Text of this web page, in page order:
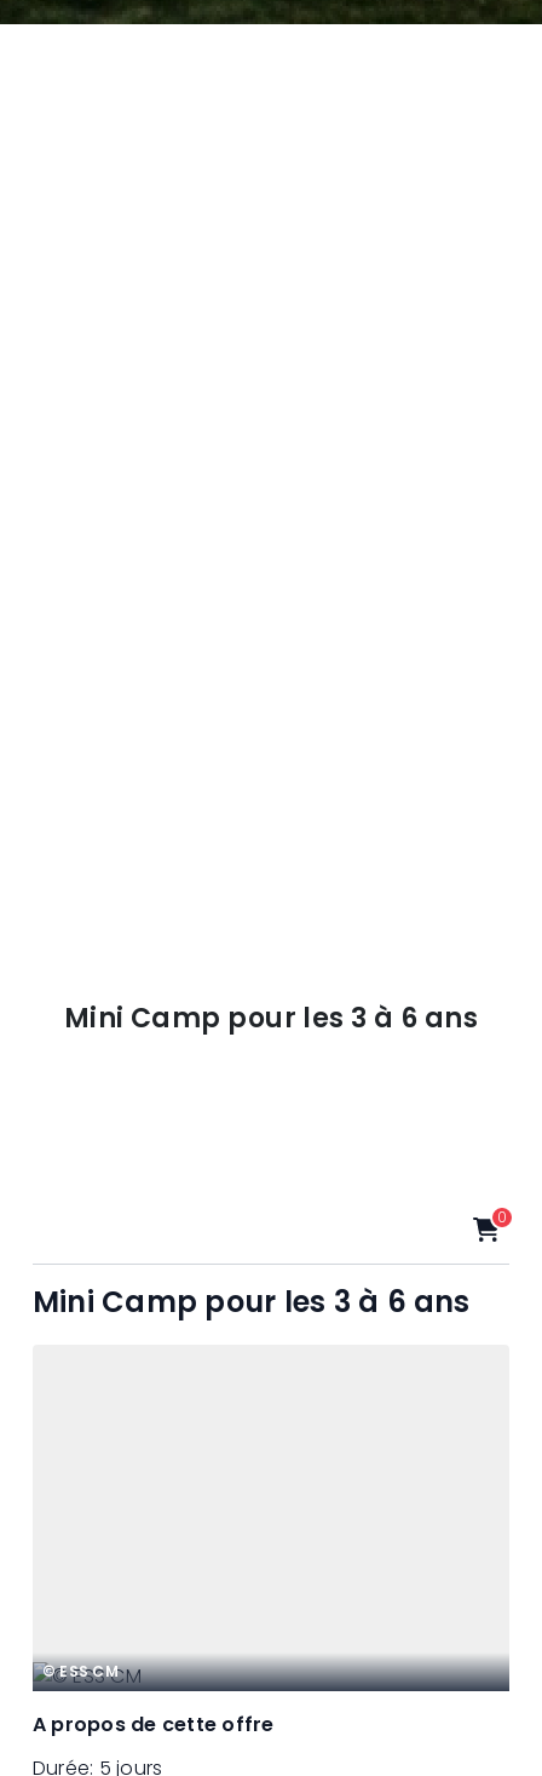
Mini Camp pour les 3 à 6 ans
0
Mini Camp pour les 3 à 6 ans
A propos de cette offre
Durée: 5 jours
© ESS CM